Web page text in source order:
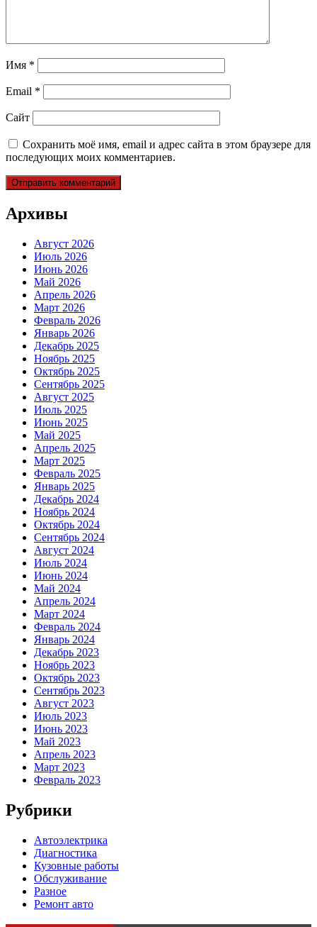
Имя *
Email *
Сайт
Сохранить моё имя, email и адрес сайта в этом браузере для
последующих моих комментариев.
Архивы
Август 2026
Июль 2026
Июнь 2026
Май 2026
Апрель 2026
Март 2026
Февраль 2026
Январь 2026
Декабрь 2025
Ноябрь 2025
Октябрь 2025
Сентябрь 2025
Август 2025
Июль 2025
Июнь 2025
Май 2025
Апрель 2025
Март 2025
Февраль 2025
Январь 2025
Декабрь 2024
Ноябрь 2024
Октябрь 2024
Сентябрь 2024
Август 2024
Июль 2024
Июнь 2024
Май 2024
Апрель 2024
Март 2024
Февраль 2024
Январь 2024
Декабрь 2023
Ноябрь 2023
Октябрь 2023
Сентябрь 2023
Август 2023
Июль 2023
Июнь 2023
Май 2023
Апрель 2023
Март 2023
Февраль 2023
Рубрики
Автоэлектрика
Диагностика
Кузовные работы
Обслуживание
Разное
Ремонт авто